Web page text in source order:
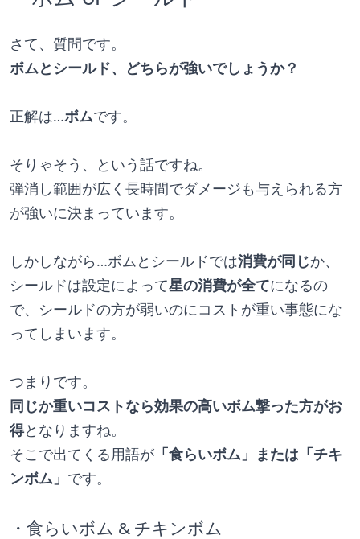
さて、質問です。
ボムとシールド、どちらが強いでしょうか？
正解は…ボムです。
そりゃそう、という話ですね。
弾消し範囲が広く長時間でダメージも与えられる方
が強いに決まっています。
しかしながら…ボムとシールドでは消費が同じか、
シールドは設定によって星の消費が全てになるの
で、シールドの方が弱いのにコストが重い事態にな
ってしまいます。
つまりです。
同じか重いコストなら効果の高いボム撃った方がお
得となりますね。
そこで出てくる用語が 「食らいボム」または「チキ
ンボム」 です。
・食らいボム & チキンボム